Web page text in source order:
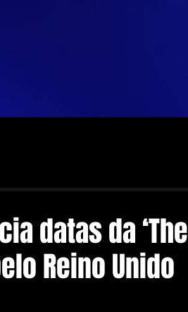
datas da ‘The
Reino Unido